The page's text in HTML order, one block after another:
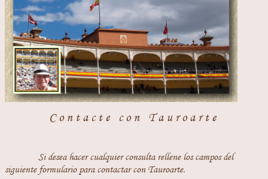
Contacte con Tauroarte
Si desea hacer cualquier consulta rellene los campos del
siguiente formulario para contactar con Tauroarte.